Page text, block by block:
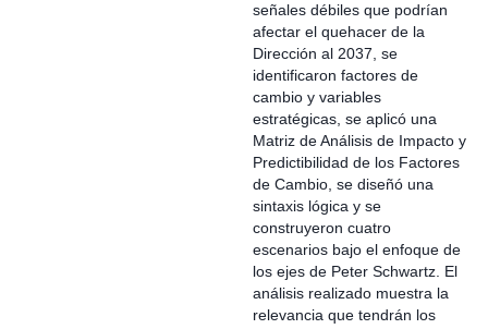
señales débiles que podrían
afectar el quehacer de la
Dirección al 2037, se
identificaron factores de
cambio y variables
estratégicas, se aplicó una
Matriz de Análisis de Impacto y
Predictibilidad de los Factores
de Cambio, se diseñó una
sintaxis lógica y se
construyeron cuatro
escenarios bajo el enfoque de
los ejes de Peter Schwartz. El
análisis realizado muestra la
relevancia que tendrán los